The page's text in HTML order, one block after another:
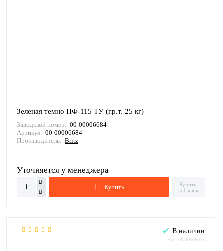
Зеленая темно ПФ-115 ТУ (пр.т. 25 кг)
Заводской номер: 00-00006684
Артикул: 00-00006684
Производитель: Britz
Уточняется у менеджера
Купить
Купить
в 1 клик
В наличии
Арт: 00-00006675